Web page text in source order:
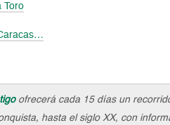
Toro
ofrecerá cada 15 días un
hasta el siglo XX, con